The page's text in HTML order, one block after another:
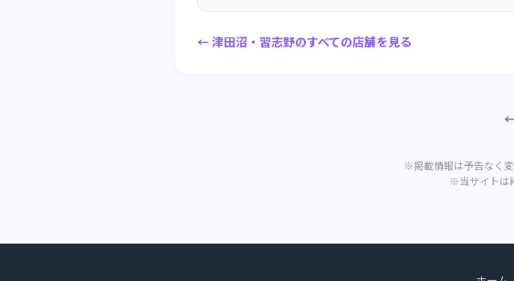
← 津田沼・習志野のすべての店舗を見る
※掲載情報は予告なく
※当サイトは